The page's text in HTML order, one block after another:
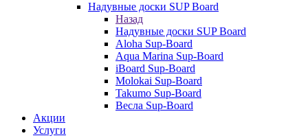
Надувные доски SUP Board
Назад
Надувные доски SUP Board
Aloha Sup-Board
Aqua Marina Sup-Board
iBoard Sup-Board
Molokai Sup-Board
Takumo Sup-Board
Весла Sup-Board
Акции
Услуги